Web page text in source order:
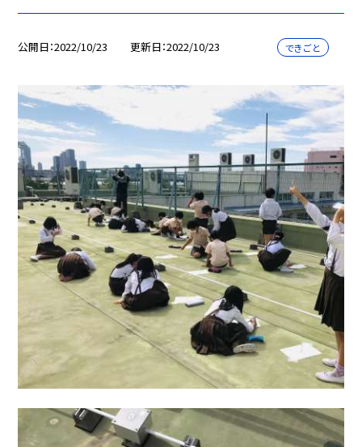
公開日 2022/10/23 更新日 2022/10/23 できごと